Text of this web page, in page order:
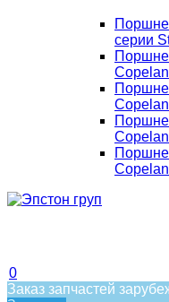
серии
0
Заказ запчастей